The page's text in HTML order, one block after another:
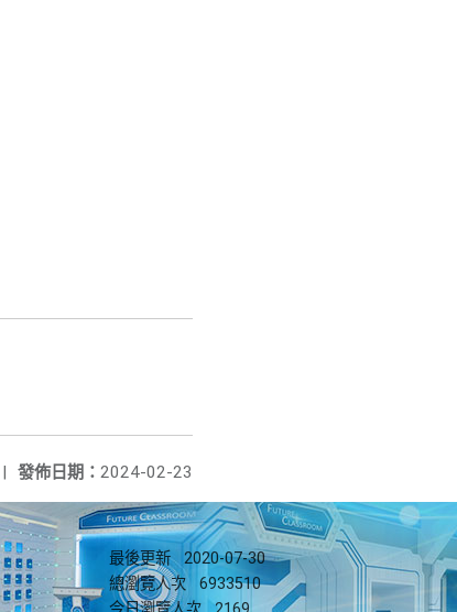
發佈日期： 2024-02-23
|
最後更新
2020-07-30
總瀏覽人次
6933510